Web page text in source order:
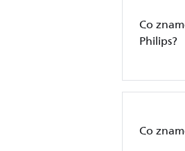
Co
Philips?
Co